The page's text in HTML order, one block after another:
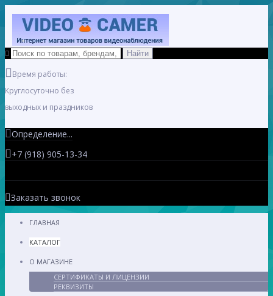
Время работы:
Круглосуточно без
выходных и праздников
Определение...
+7 (918) 905-13-34
Заказать звонок
ГЛАВНАЯ
КАТАЛОГ
О МАГАЗИНЕ
СЕРТИФИКАТЫ И ЛИЦЕНЗИИ
РЕКВИЗИТЫ